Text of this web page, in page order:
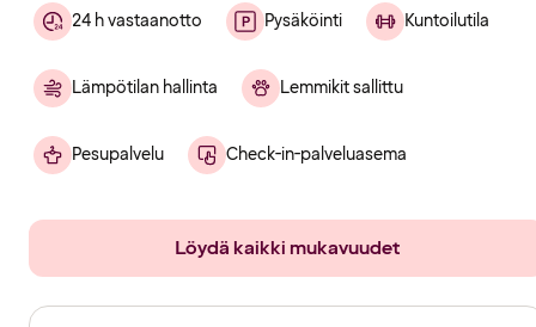
24 h vastaanotto Pysäköinti Kuntoilutila
Lämpötilan hallinta Lemmikit sallittu
Pesupalvelu Check-in-palveluasema
Löydä kaikki mukavuudet